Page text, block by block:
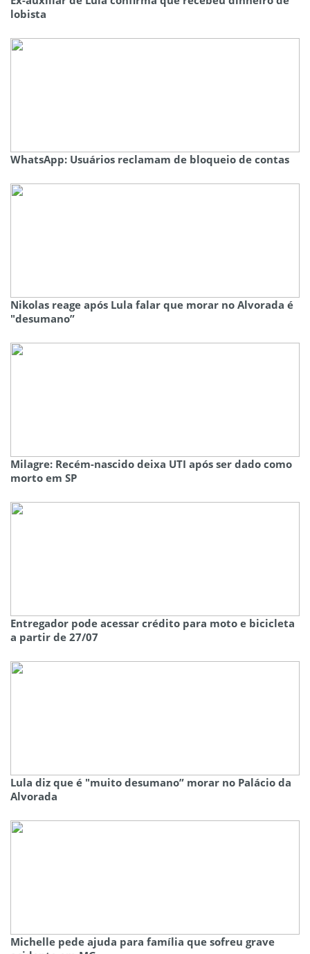
lobista
WhatsApp: Usuários reclamam de bloqueio de contas
Nikolas reage após Lula falar que morar no Alvorada é
"desumano”
Milagre: Recém-nascido deixa UTI após ser dado como
morto em SP
Entregador pode acessar crédito para moto e bicicleta
a partir de 27/07
Lula diz que é "muito desumano” morar no Palácio da
Alvorada
Michelle pede ajuda para família que sofreu grave